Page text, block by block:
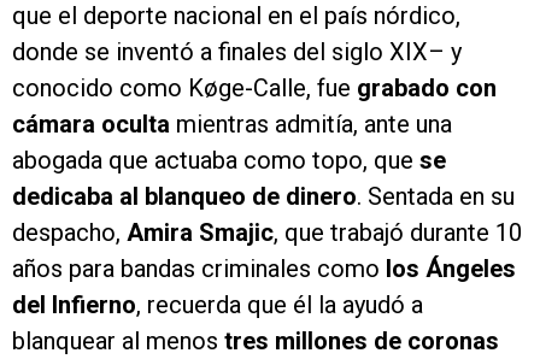
que el deporte nacional en el país nórdico,
donde se inventó a finales del siglo XIX– y
conocido como Køge-Calle, fue grabado con
cámara oculta mientras admitía, ante una
abogada que actuaba como topo, que se
dedicaba al blanqueo de dinero. Sentada en su
despacho, Amira Smajic, que trabajó durante 10
años para bandas criminales como los Ángeles
del Infierno, recuerda que él la ayudó a
blanquear al menos tres millones de coronas